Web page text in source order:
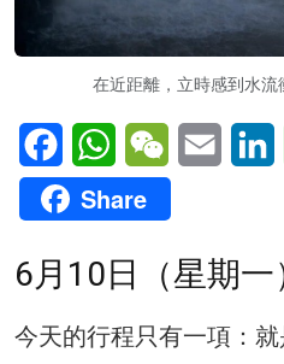
在近距離，立時感到水流
FacebookWhatsAppWeChatEmail
Share
6月10日（星期一
今天的行程只有一項：